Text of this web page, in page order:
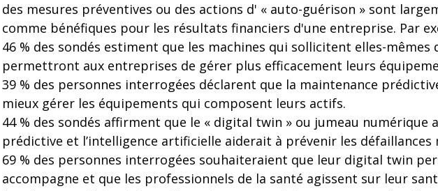
des mesures préventives ou des actions d' « auto-guérison » sont
comme bénéfiques pour les résultats financiers d'une entreprise. Par
46 % des sondés estiment que les machines qui sollicitent elles-mêmes
permettront aux entreprises de gérer plus efficacement leurs
39 % des personnes interrogées déclarent que la maintenance
mieux gérer les équipements qui composent leurs actifs.
44 % des sondés affirment que le « digital twin » ou jumeau numérique
prédictive et l’intelligence artificielle aiderait à prévenir les défaillances
69 % des personnes interrogées souhaiteraient que leur digital twin
accompagne et que les professionnels de la santé agissent sur leur